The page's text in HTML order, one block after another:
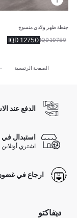
جنطة ظهر ولادي منسوج
12750 IQD 19750 IQD
الصفحة الرئيسية
الدفع عند
استبدال في
اشتري
ارجاع في غضون 30
ديفاكتو